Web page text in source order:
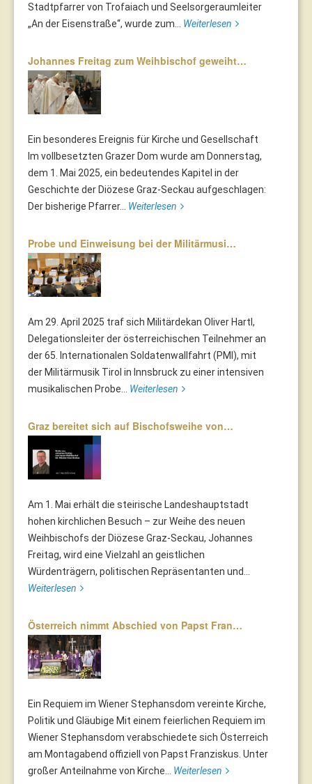
Stadtpfarrer von Trofaiach und Seelsorgeraumleiter
„An der Eisenstraße“, wurde zum... Weiterlesen
Johannes Freitag zum Weihbischof geweiht…
Ein besonderes Ereignis für Kirche und Gesellschaft
Im vollbesetzten Grazer Dom wurde am Donnerstag,
dem 1. Mai 2025, ein bedeutendes Kapitel in der
Geschichte der Diözese Graz-Seckau aufgeschlagen:
Der bisherige Pfarrer... Weiterlesen
Probe und Einweisung bei der Militärmusi…
Am 29. April 2025 traf sich Militärdekan Oliver Hartl,
Delegationsleiter der österreichischen Teilnehmer an
der 65. Internationalen Soldatenwallfahrt (PMI), mit
der Militärmusik Tirol in Innsbruck zu einer intensiven
musikalischen Probe... Weiterlesen
Graz bereitet sich auf Bischofsweihe von…
Am 1. Mai erhält die steirische Landeshauptstadt
hohen kirchlichen Besuch – zur Weihe des neuen
Weihbischofs der Diözese Graz-Seckau, Johannes
Freitag, wird eine Vielzahl an geistlichen
Würdenträgern, politischen Repräsentanten und...
Weiterlesen
Österreich nimmt Abschied von Papst Fran…
Ein Requiem im Wiener Stephansdom vereinte Kirche,
Politik und Gläubige Mit einem feierlichen Requiem im
Wiener Stephansdom verabschiedete sich Österreich
am Montagabend offiziell von Papst Franziskus. Unter
großer Anteilnahme von Kirche... Weiterlesen